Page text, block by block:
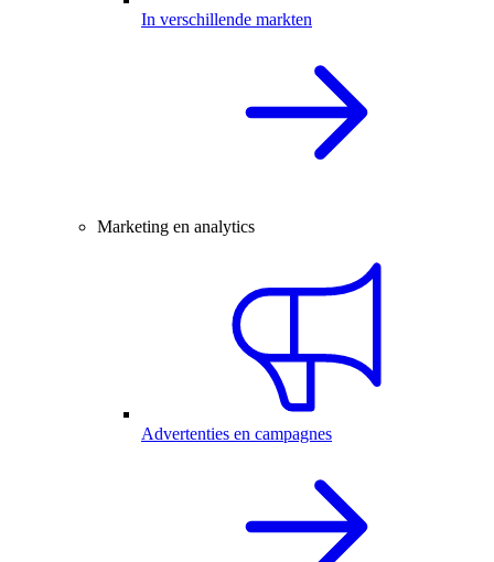
In verschillende markten
Marketing en analytics
Advertenties en campagnes